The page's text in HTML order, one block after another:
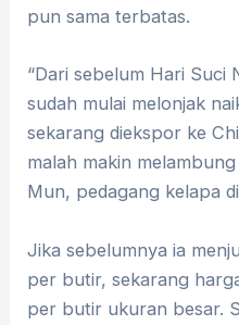
pun sama terbatas.
“Dari sebelum Hari Suci
sudah mulai melonjak
sekarang diekspor ke
malah makin
Mun, pedagang kelapa
Jika sebelumnya ia
per butir, sekarang
per butir ukuran besar.